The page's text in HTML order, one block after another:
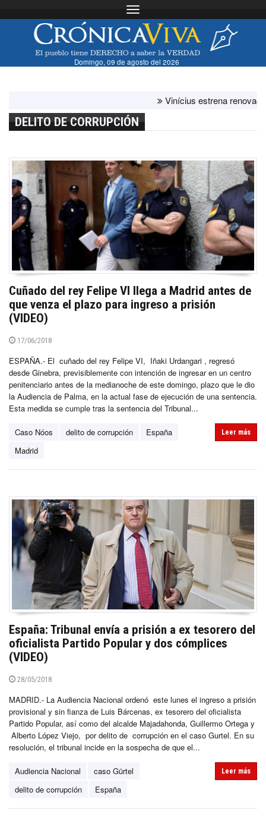
Toggle navigation
Domingo, 09 de agosto del 2026
Vinícius estrena renovación
DELITO DE CORRUPCIÓN
Cuñado del rey Felipe VI llega a Madrid antes de
que venza el plazo para ingreso a prisión
(VIDEO)
17/06/2018
ESPAÑA.- El cuñado del rey Felipe VI, Iñaki Urdangari , regresó
desde Ginebra, previsiblemente con intención de ingresar en un centro
penitenciario antes de la medianoche de este domingo, plazo que le dio
la Audiencia de Palma, en la actual fase de ejecución de una sentencia.
Esta medida se cumple tras la sentencia del Tribunal...
Caso Nóos delito de corrupción
España
Madrid
Leer más
España: Tribunal envía a prisión a ex tesorero del
oficialista Partido Popular y dos cómplices
(VIDEO)
28/05/2018
MADRID.- La Audiencia Nacional ordenó este lunes el ingreso a prisión
provisional y sin fianza de Luis Bárcenas, ex tesorero del oficialista
Partido Popular, así como del alcalde Majadahonda, Guillermo Ortega y
Alberto López Viejo, por delito de corrupción en el caso Gurtel. En su
resolución, el tribunal incide en la sospecha de que el...
Audiencia Nacional
caso Gürtel
delito de corrupción
España
Leer más